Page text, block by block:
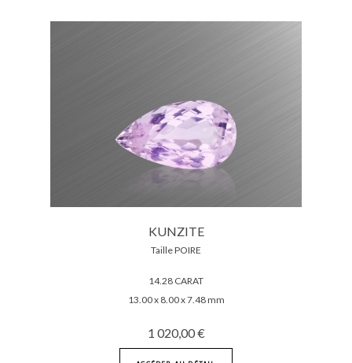
KUNZITE
Taille POIRE
14.28 CARAT
13.00 x 8.00 x 7.48 mm
1 020,00 €